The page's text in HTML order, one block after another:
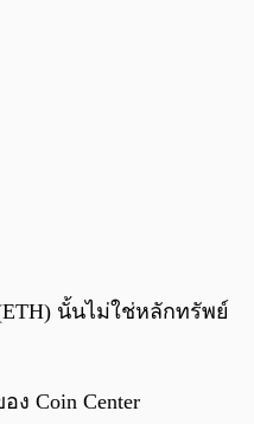
0:00/ 0:00
นั้นไม่ใช่หลักทรัพย์
อง Coin Center